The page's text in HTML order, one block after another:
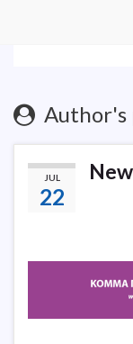
Author's
JUL
22